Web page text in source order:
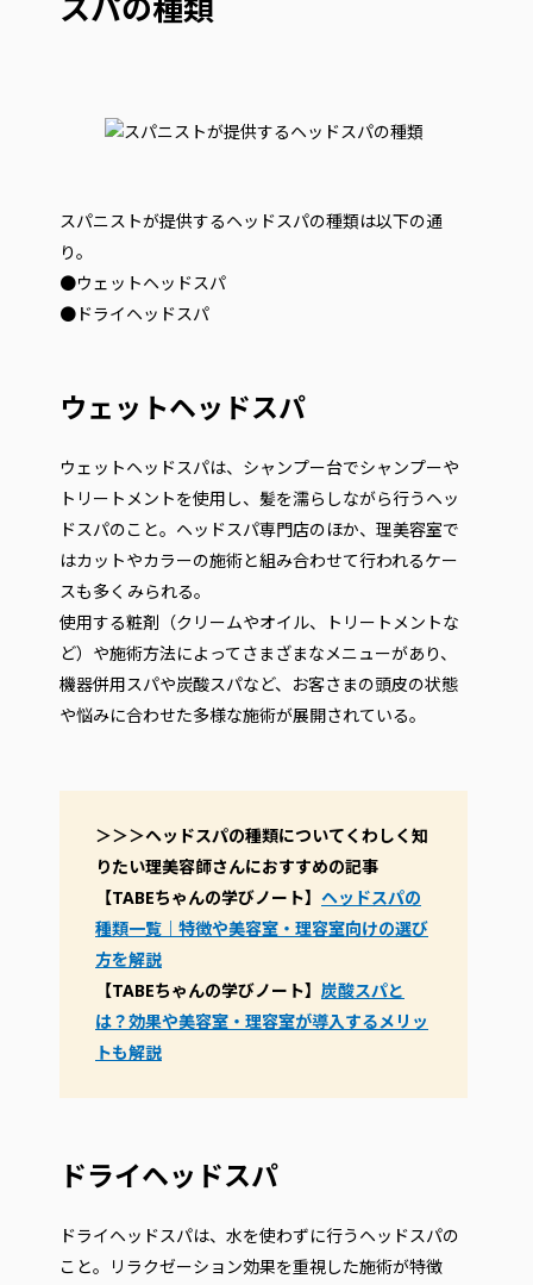
スパの種類
スパニストが提供するヘッドスパの種類は以下の通
り。
●ウェットヘッドスパ
●ドライヘッドスパ
ウェットヘッドスパ
ウェットヘッドスパは、シャンプー台でシャンプーや
トリートメントを使用し、髪を濡らしながら行うヘッ
ドスパのこと。ヘッドスパ専門店のほか、理美容室で
はカットやカラーの施術と組み合わせて行われるケー
スも多くみられる。
使用する粧剤（クリームやオイル、トリートメントな
ど）や施術方法によってさまざまなメニューがあり、
機器併用スパや炭酸スパなど、お客さまの頭皮の状態
や悩みに合わせた多様な施術が展開されている。
＞＞＞ヘッドスパの種類についてくわしく知
りたい理美容師さんにおすすめの記事
【TABEちゃんの学びノート】 ヘッドスパの
種類一覧｜特徴や美容室・理容室向けの選び
方を解説
【TABEちゃんの学びノート】 炭酸スパと
は？効果や美容室・理容室が導入するメリッ
トも解説
ドライヘッドスパ
ドライヘッドスパは、水を使わずに行うヘッドスパの
こと。リラクゼーション効果を重視した施術が特徴